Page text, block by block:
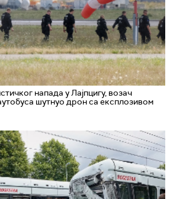
напада у Лајпцигу, возач
шутнуо дрон са експлозивом